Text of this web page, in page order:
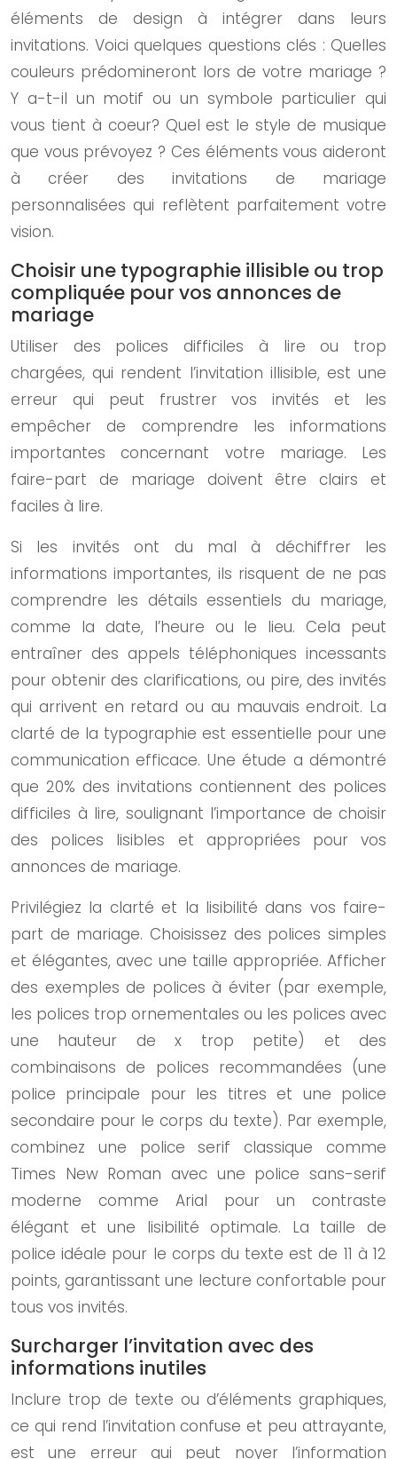
éléments de design à intégrer dans leurs
invitations. Voici quelques questions clés : Quelles
couleurs prédomineront lors de votre mariage ?
Y a-t-il un motif ou un symbole particulier qui
vous tient à coeur? Quel est le style de musique
que vous prévoyez ? Ces éléments vous aideront
à créer des invitations de mariage
personnalisées qui reflètent parfaitement votre
vision.
Choisir une typographie illisible ou trop
compliquée pour vos annonces de
mariage
Utiliser des polices difficiles à lire ou trop
chargées, qui rendent l’invitation illisible, est une
erreur qui peut frustrer vos invités et les
empêcher de comprendre les informations
importantes concernant votre mariage. Les
faire-part de mariage doivent être clairs et
faciles à lire.
Si les invités ont du mal à déchiffrer les
informations importantes, ils risquent de ne pas
comprendre les détails essentiels du mariage,
comme la date, l’heure ou le lieu. Cela peut
entraîner des appels téléphoniques incessants
pour obtenir des clarifications, ou pire, des invités
qui arrivent en retard ou au mauvais endroit. La
clarté de la typographie est essentielle pour une
communication efficace. Une étude a démontré
que 20% des invitations contiennent des polices
difficiles à lire, soulignant l’importance de choisir
des polices lisibles et appropriées pour vos
annonces de mariage.
Privilégiez la clarté et la lisibilité dans vos faire-
part de mariage. Choisissez des polices simples
et élégantes, avec une taille appropriée. Afficher
des exemples de polices à éviter (par exemple,
les polices trop ornementales ou les polices avec
une hauteur de x trop petite) et des
combinaisons de polices recommandées (une
police principale pour les titres et une police
secondaire pour le corps du texte). Par exemple,
combinez une police serif classique comme
Times New Roman avec une police sans-serif
moderne comme Arial pour un contraste
élégant et une lisibilité optimale. La taille de
police idéale pour le corps du texte est de 11 à 12
points, garantissant une lecture confortable pour
tous vos invités.
Surcharger l’invitation avec des
informations inutiles
Inclure trop de texte ou d’éléments graphiques,
ce qui rend l’invitation confuse et peu attrayante,
est une erreur qui peut noyer l’information